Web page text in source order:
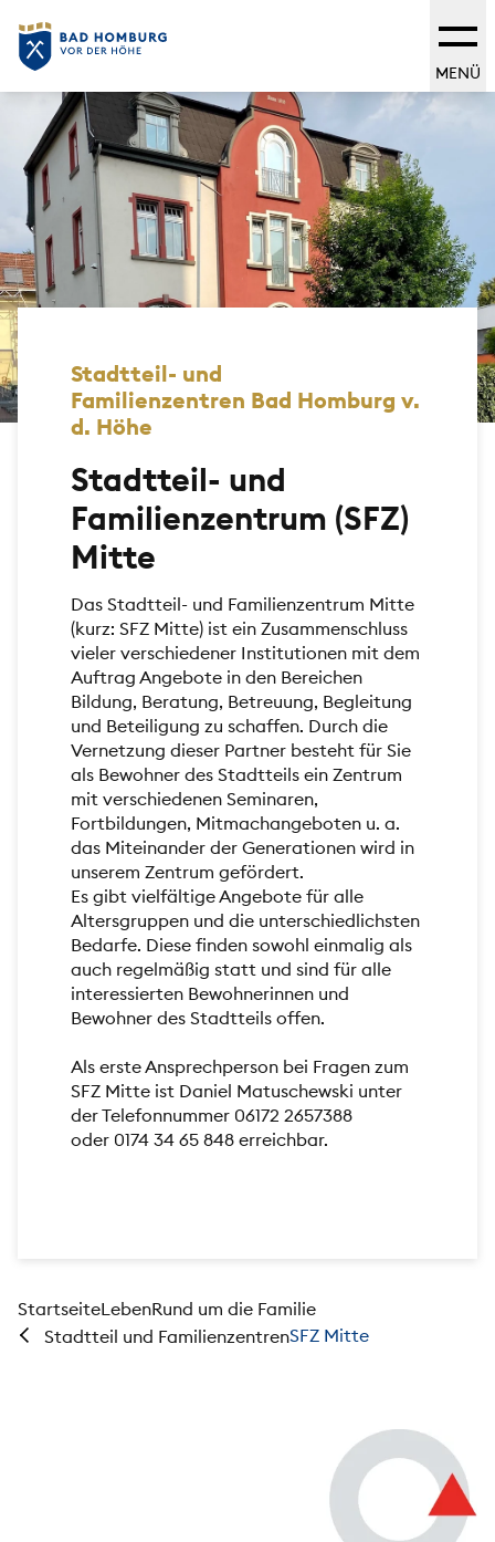
MENÜ
Stadtteil- und
Familienzentren Bad Homburg v.
d. Höhe
Stadtteil- und
Familienzentrum (SFZ)
Mitte
Das Stadtteil- und Familienzentrum Mitte
(kurz: SFZ Mitte) ist ein Zusammenschluss
vieler verschiedener Institutionen mit dem
Auftrag Angebote in den Bereichen
Bildung, Beratung, Betreuung, Begleitung
und Beteiligung zu schaffen. Durch die
Vernetzung dieser Partner besteht für Sie
als Bewohner des Stadtteils ein Zentrum
mit verschiedenen Seminaren,
Fortbildungen, Mitmachangeboten u. a.
das Miteinander der Generationen wird in
unserem Zentrum gefördert.
Es gibt vielfältige Angebote für alle
Altersgruppen und die unterschiedlichsten
Bedarfe. Diese finden sowohl einmalig als
auch regelmäßig statt und sind für alle
interessierten Bewohnerinnen und
Bewohner des Stadtteils offen.
Als erste Ansprechperson bei Fragen zum
SFZ Mitte ist Daniel Matuschewski unter
der Telefonnummer 06172 2657388
oder 0174 34 65 848 erreichbar.
StartseiteLebenRund um die Familie
Stadtteil und FamilienzentrenSFZ Mitte